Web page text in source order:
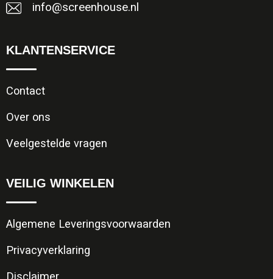
info@screenhouse.nl
KLANTENSERVICE
Contact
Over ons
Veelgestelde vragen
VEILIG WINKELEN
Algemene Leveringsvoorwaarden
Privacyverklaring
Disclaimer